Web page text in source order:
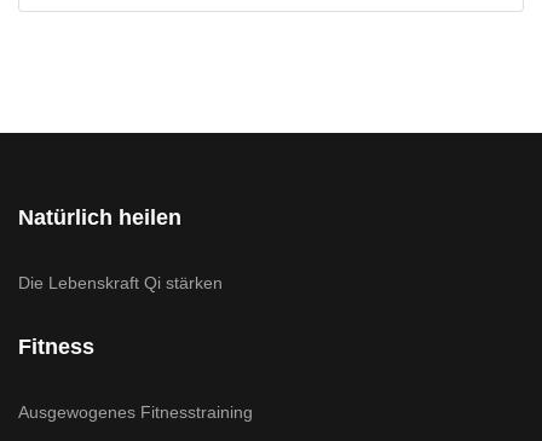
Natürlich heilen
Die Lebenskraft Qi stärken
Fitness
Ausgewogenes Fitnesstraining